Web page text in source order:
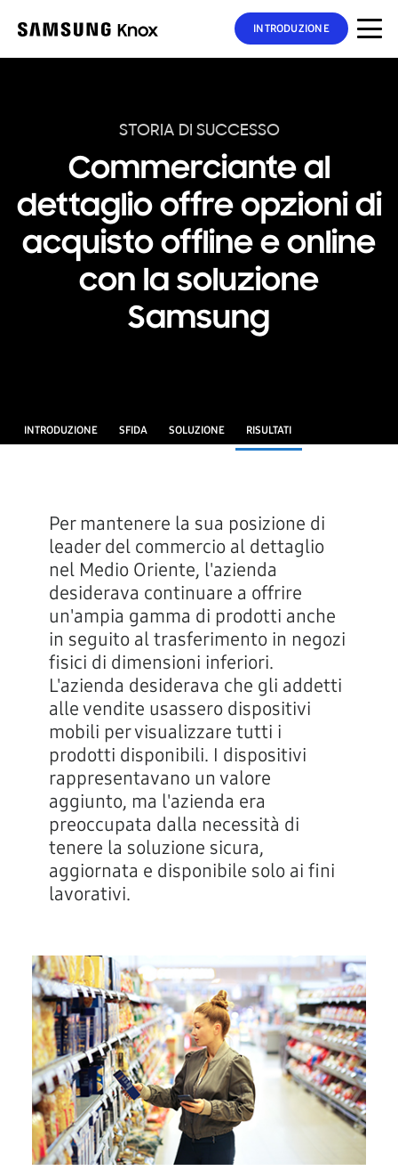
INTRODUZIONE
STORIA DI SUCCESSO
Commerciante al
dettaglio offre opzioni di
acquisto offline e online
con la soluzione
Samsung
INTRODUZIONE SFIDA SOLUZIONE RISULTATI
Per mantenere la sua posizione di
leader del commercio al dettaglio
nel Medio Oriente, l'azienda
desiderava continuare a offrire
un'ampia gamma di prodotti anche
in seguito al trasferimento in negozi
fisici di dimensioni inferiori.
L'azienda desiderava che gli addetti
alle vendite usassero dispositivi
mobili per visualizzare tutti i
prodotti disponibili. I dispositivi
rappresentavano un valore
aggiunto, ma l'azienda era
preoccupata dalla necessità di
tenere la soluzione sicura,
aggiornata e disponibile solo ai fini
lavorativi.